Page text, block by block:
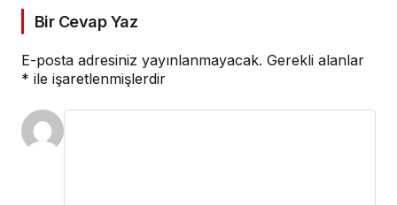
Bir Cevap Yaz
E-posta adresiniz yayınlanmayacak. Gerekli alanlar
* ile işaretlenmişlerdir